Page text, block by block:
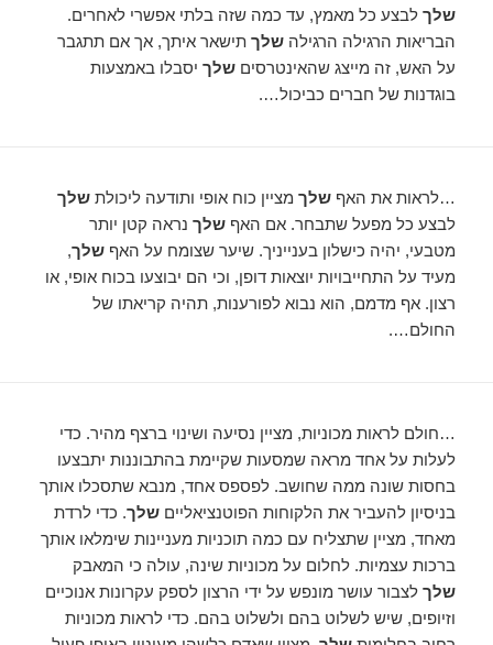
שלך לבצע כל מאמץ, עד כמה שזה בלתי אפשרי לאחרים.
הבריאות הרגילה הרגילהשלך תישאר איתך, אך אם תתגבר
על האש, זה מייצג שהאינטרסיםשלך יסבלו באמצעות
בוגדנות של חברים כביכול….
…לראות את האףשלך מציין כוח אופי ותודעה ליכולתשלך
לבצע כל מפעל שתבחר. אם האףשלך נראה קטן יותר
מטבעי, יהיה כישלון בענייניך. שיער שצומח על האףשלך,
מעיד על התחייבויות יוצאות דופן, וכי הם יבוצעו בכוח אופי, או
רצון. אף מדמם, הוא נבוא לפורענות, תהיה קריאתו של
החולם….
…חולם לראות מכוניות, מציין נסיעה ושינוי ברצף מהיר. כדי
לעלות על אחד מראה שמסעות שקיימת בהתבוננות יתבצעו
בחסות שונה ממה שחושב. לפספס אחד, מנבא שתסכלו אותך
בניסיון להעביר את הלקוחות הפוטנציאלייםשלך. כדי לרדת
מאחד, מציין שתצליח עם כמה תוכניות מעניינות שימלאו אותך
ברכות עצמיות. לחלום על מכוניות שינה, עולה כי המאבק
שלך לצבור עושר מונפש על ידי הרצון לספק עקרונות אנוכיים
וזיופים, שיש לשלוט בהם ולשלוט בהם. כדי לראות מכוניות